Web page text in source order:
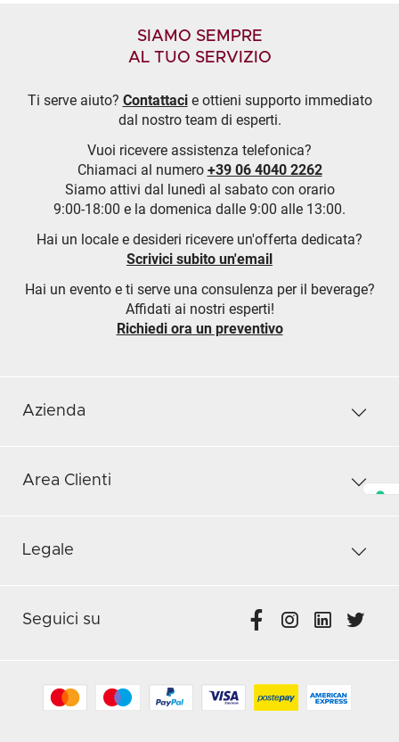
SIAMO SEMPRE
AL TUO SERVIZIO
Ti serve aiuto? Contattacie ottieni supporto immediato
dal nostro team di esperti.
Vuoi ricevere assistenza telefonica?
Chiamaci al numero +39 06 4040 2262
Siamo attivi dal lunedì al sabato con orario
9:00-18:00 e la domenica dalle 9:00 alle 13:00.
Hai un locale e desideri ricevere un'offerta dedicata?
Scrivici subito un'email
Hai un evento e ti serve una consulenza per il beverage?
Affidati ai nostri esperti!
Richiedi ora un preventivo
Azienda
Area Clienti
Legale
Seguici su